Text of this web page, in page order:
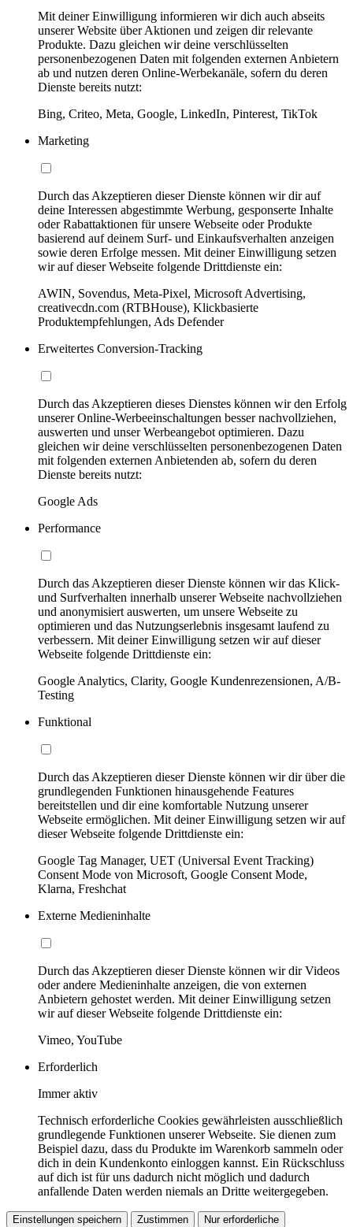
Mit deiner Einwilligung informieren wir dich auch abseits
unserer Website über Aktionen und zeigen dir relevante
Produkte. Dazu gleichen wir deine verschlüsselten
personenbezogenen Daten mit folgenden externen Anbietern
ab und nutzen deren Online-Werbekanäle, sofern du deren
Dienste bereits nutzt:
Bing, Criteo, Meta, Google, LinkedIn, Pinterest, TikTok
Marketing
Durch das Akzeptieren dieser Dienste können wir dir auf
deine Interessen abgestimmte Werbung, gesponserte Inhalte
oder Rabattaktionen für unsere Webseite oder Produkte
basierend auf deinem Surf- und Einkaufsverhalten anzeigen
sowie deren Erfolge messen. Mit deiner Einwilligung setzen
wir auf dieser Webseite folgende Drittdienste ein:
AWIN, Sovendus, Meta-Pixel, Microsoft Advertising,
creativecdn.com (RTBHouse), Klickbasierte
Produktempfehlungen, Ads Defender
Erweitertes Conversion-Tracking
Durch das Akzeptieren dieses Dienstes können wir den Erfolg
unserer Online-Werbeeinschaltungen besser nachvollziehen,
auswerten und unser Werbeangebot optimieren. Dazu
gleichen wir deine verschlüsselten personenbezogenen Daten
mit folgenden externen Anbietenden ab, sofern du deren
Dienste bereits nutzt:
Google Ads
Performance
Durch das Akzeptieren dieser Dienste können wir das Klick-
und Surfverhalten innerhalb unserer Webseite nachvollziehen
und anonymisiert auswerten, um unsere Webseite zu
optimieren und das Nutzungserlebnis insgesamt laufend zu
verbessern. Mit deiner Einwilligung setzen wir auf dieser
Webseite folgende Drittdienste ein:
Google Analytics, Clarity, Google Kundenrezensionen, A/B-
Testing
Funktional
Durch das Akzeptieren dieser Dienste können wir dir über die
grundlegenden Funktionen hinausgehende Features
bereitstellen und dir eine komfortable Nutzung unserer
Webseite ermöglichen. Mit deiner Einwilligung setzen wir auf
dieser Webseite folgende Drittdienste ein:
Google Tag Manager, UET (Universal Event Tracking)
Consent Mode von Microsoft, Google Consent Mode,
Klarna, Freshchat
Externe Medieninhalte
Durch das Akzeptieren dieser Dienste können wir dir Videos
oder andere Medieninhalte anzeigen, die von externen
Anbietern gehostet werden. Mit deiner Einwilligung setzen
wir auf dieser Webseite folgende Drittdienste ein:
Vimeo, YouTube
Erforderlich
Immer aktiv
Technisch erforderliche Cookies gewährleisten ausschließlich
grundlegende Funktionen unserer Webseite. Sie dienen zum
Beispiel dazu, dass du Produkte im Warenkorb sammeln oder
dich in dein Kundenkonto einloggen kannst. Ein Rückschluss
auf dich ist für uns dadurch nicht möglich und dadurch
anfallende Daten werden niemals an Dritte weitergegeben.
Einstellungen speichern Zustimmen Nur erforderliche